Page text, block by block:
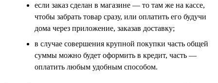
если заказ сделан в магазине — то там же на кассе,
чтобы забрать товар сразу, или оплатить его будучи
дома через приложение, заказав доставку;
в случае совершения крупной покупки часть общей
суммы можно будет оформить в кредит, часть —
оплатить любым удобным способом.